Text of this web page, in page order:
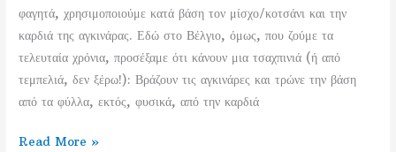
φαγητά, χρησιμοποιούμε κατά βάση τον μίσχο/κοτσάνι και την
καρδιά της αγκινάρας. Εδώ στο Βέλγιο, όμως, που ζούμε τα
τελευταία χρόνια, προσέξαμε ότι κάνουν μια τσαχπινιά (ή από
τεμπελιά, δεν ξέρω!): Βράζουν τις αγκινάρες και τρώνε την βάση
από τα φύλλα, εκτός, φυσικά, από την καρδιά
Αγκινάρες
Read More »